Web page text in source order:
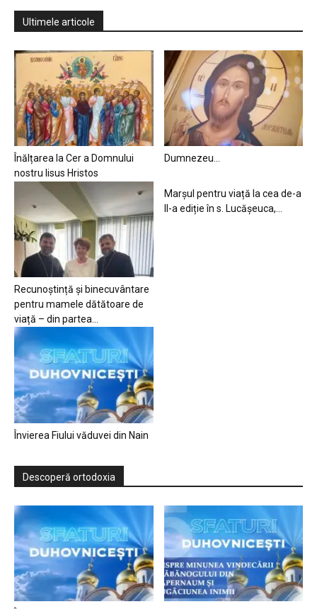
Ultimele articole
Înălțarea la Cer a Domnului
nostru Iisus Hristos
Dumnezeu…
Recunoștință și binecuvântare
pentru mamele dătătoare de
viață – din partea...
Marșul pentru viață la cea de-a
II-a ediție în s. Lucășeuca,...
Învierea Fiului văduvei din Nain
Descoperă ortodoxia